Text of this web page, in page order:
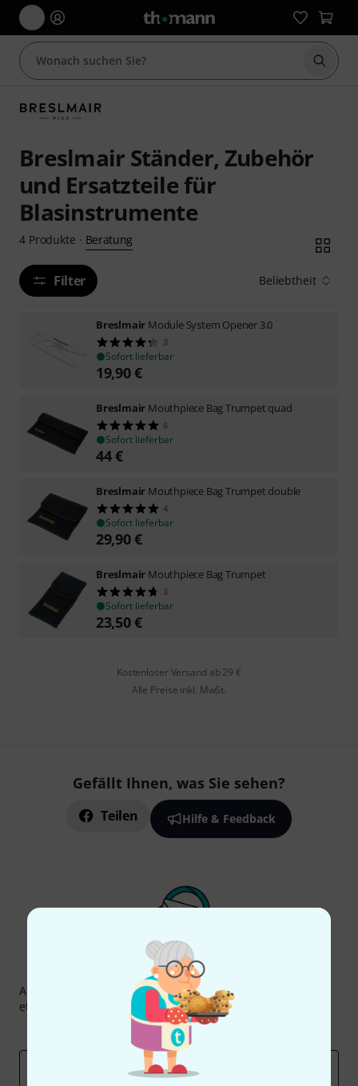
Suche
Breslmair Ständer, Zubehör
und Ersatzteile für
Blasinstrumente
4 Produkte · Beratung
Filter Beliebtheit
Breslmair Module System Opener 3.0
3
Sofort lieferbar
19,90€
Breslmair Mouthpiece Bag Trumpet quad
6
Sofort lieferbar
44€
Breslmair Mouthpiece Bag Trumpet double
4
Sofort lieferbar
29,90€
Breslmair Mouthpiece Bag Trumpet
3
Sofort lieferbar
23,50€
Kostenloser Versand ab 29 €
Alle Preise inkl. MwSt.
Gefällt Ihnen, was Sie sehen?
Teilen Hilfe & Feedback
Thomann Newsletter
Abonniere den Thomann Newsletter und gewinne mit
etwas Glück einen von
50 Gutscheinenüber jeweils
Inspirierende Beiträge
Deals